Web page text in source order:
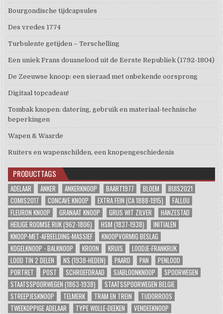
Bourgondische tijdcapsules
Des vredes 1774
Turbulente getijden – Terschelling
Een uniek Frans douanelood uit de Eerste Republiek (1792-1804)
De Zeeuwse knoop: een sieraad met onbekende oorsprong
Digitaal topcadeau!
Tombak knopen: datering, gebruik en materiaal-technische
beperkingen
Wapen & Waarde
Ruiters en wapenschilden, een knopengeschiedenis
PRODUCTTAGS
ADELAAR ANKER ANKERKNOOP BAART1977 BLOEM
BUIS2021
COMIS2017
CONCAVE KNOOP EXTRA FEIN (CA 1888-1915)
FALLOU
FLEURON KNOOP
GRANAAT KNOOP GRIJS WIT ZILVER
HANZESTAD
HEILIGE ROOMSE RIJK (962-1806)
HSM (1837-1938)
INITIALEN
KNOOP-MET-AFBEELDING-MASSIEF
KNOOPVORMIG BESLAG
KOGELKNOOP - BALKNOOP
KROON KRUIS
LOODJE-FRANKRIJK
LOOD TIN 2 DELEN
NS (1938-HEDEN) PAARD PAN
PENLOOD
PORTRET
POST SCHROEFDRAAD SJABLOONKNOOP
SPOORWEGEN
STAATSSPOORWEGEN (1863-1938)
STAATSSPOORWEGEN BELGIE
STREEPJESKNOOP
TELMERK TRAM EN TREIN
TUDORROOS
TWEEKOPPIGE ADELAAR
TYPE WOLLE-DEEKEN VENDEEKNOOP